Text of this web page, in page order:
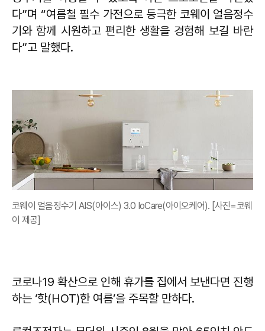
다”며 “여름철 필수 가전으로 등극한 코웨이 얼음정수
기와 함께 시원하고 편리한 생활을 경험해 보길 바란
다”고 말했다.
코웨이 얼음정수기 AIS(아이스) 3.0 IoCare(아이오케어). [사진=코웨
이 제공]
코로나19 확산으로 인해 휴가를 집에서 보낸다면 진행
하는 ‘핫(HOT)한 여름’을 주목할 만하다.